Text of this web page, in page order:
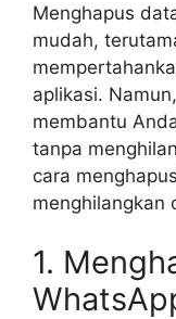
Menghapus
mudah,
aplikasi.
membantu
tanpa
cara
menghilangkan
1.